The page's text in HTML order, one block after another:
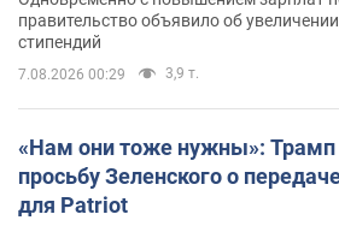
правительство объявило об
стипендий
7.08.2026 00:29 3,9 т.
«Нам они тоже нужны»: Трамп
просьбу Зеленского о
для Patriot